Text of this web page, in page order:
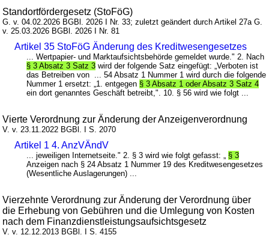
Standortfördergesetz (StoFöG)
G. v. 04.02.2026 BGBl. 2026 I Nr. 33; zuletzt geändert durch Artikel 27a G.
v. 25.03.2026 BGBl. 2026 I Nr. 81
Artikel 35 StoFöG Änderung des Kreditwesengesetzes
... Wertpapier- und Marktaufsichtsbehörde gemeldet wurde." 2. Nach
§ 3 Absatz 3 Satz 3 wird der folgende Satz eingefügt: „Verboten ist
das Betreiben von ... 54 Absatz 1 Nummer 1 wird durch die folgende
Nummer 1 ersetzt: „1. entgegen § 3 Absatz 1 oder Absatz 3 Satz 4
ein dort genanntes Geschäft betreibt,". 10. § 56 wird wie folgt ...
Vierte Verordnung zur Änderung der Anzeigenverordnung
V. v. 23.11.2022 BGBl. I S. 2070
Artikel 1 4. AnzVÄndV
... jeweiligen Internetseite." 2. § 3 wird wie folgt gefasst: „ § 3
Anzeigen nach § 24 Absatz 1 Nummer 19 des Kreditwesengesetzes
(Wesentliche Auslagerungen) ...
Vierzehnte Verordnung zur Änderung der Verordnung über
die Erhebung von Gebühren und die Umlegung von Kosten
nach dem Finanzdienstleistungsaufsichtsgesetz
V. v. 12.12.2013 BGBl. I S. 4155